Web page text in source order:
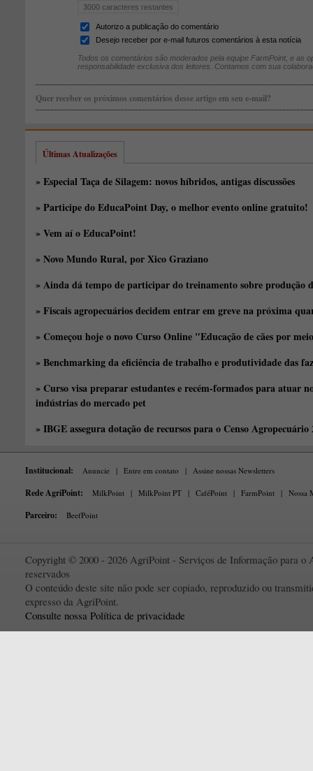
3000 caracteres restantes
Autorizo a publicação do comentário
Desejo receber por e-mail futuros comentários à esta notícia
Todos os comentários são moderados pela equipe FarmPoint, e as
responsabilidade exclusiva dos leitores. Contamos com sua
Quer receber os próximos comentários desse artigo em seu e-mail?
Últimas Atualizações
» Especial Taça de Silagem: novos híbridos, antigas discussões
» Participe do EducaPoint Day, o melhor evento online gratuito!
» Vem aí o EducaPoint!
» Novo Mundo Rural, por Xico Graziano
» Ainda dá tempo de participar do treinamento sobre produção
» Fiscais agropecuários decidem entrar em greve na próxima
» Começou hoje o novo Curso Online "Educação de cães por
» Benchmarking da eficiência de trabalho e produtividade das
» Curso visa preparar estudantes e recém-formados para atuar
indústrias do mercado pet
» IBGE assegura dotação de recursos para o Censo Agropecuário
Institucional: Anuncie | Entre em contato | Assine nossas Newsletters
Rede AgriPoint: MilkPoint | MilkPoint PT | CaféPoint | FarmPoint | Nossa
Parceiro: BeefPoint
Copyright © 2000 - 2026 AgriPoint - Serviços de Informação para o
reservados
O conteúdo deste site não pode ser copiado, reproduzido ou
expresso da AgriPoint.
Consulte nossa Política de privacidade